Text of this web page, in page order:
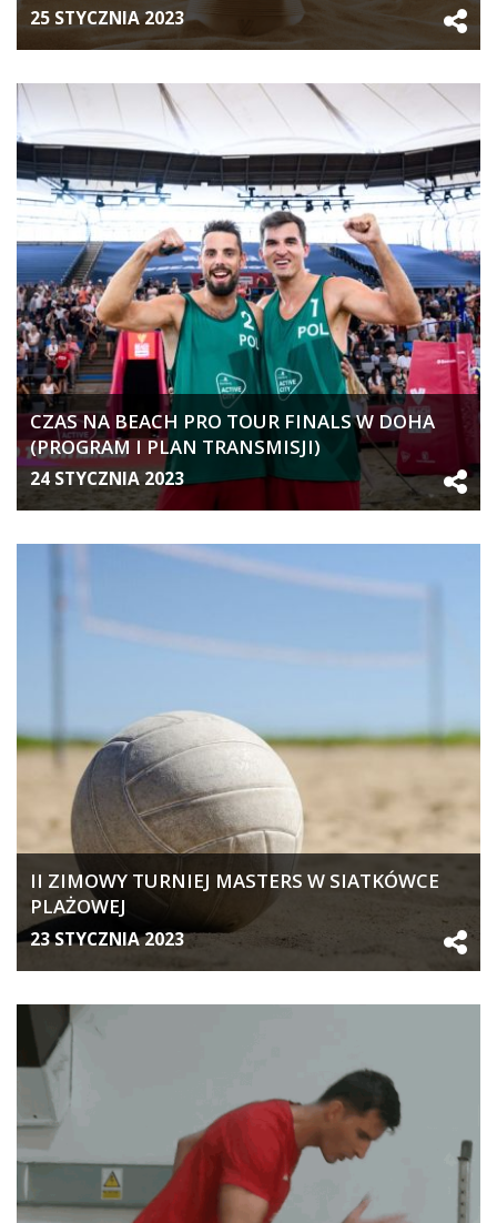
25 STYCZNIA 2023
CZAS NA BEACH PRO TOUR FINALS W DOHA
(PROGRAM I PLAN TRANSMISJI)
24 STYCZNIA 2023
II ZIMOWY TURNIEJ MASTERS W SIATKÓWCE
PLAŻOWEJ
23 STYCZNIA 2023